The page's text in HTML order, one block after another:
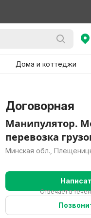
Дома и коттеджи
Договорная
Манипулятор.
перевозка
Минская обл.,
Отвечает в